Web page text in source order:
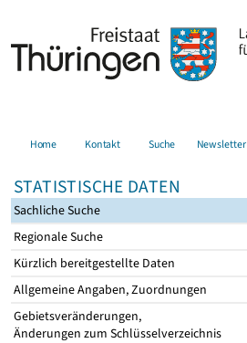
Home Kontakt Suche Newsletter
STATISTISCHE DATEN
Sachliche Suche
Regionale Suche
Kürzlich bereitgestellte Daten
Allgemeine Angaben, Zuordnungen
Gebietsveränderungen,
Änderungen zum Schlüsselverzeichnis